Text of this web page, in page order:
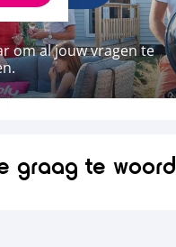
om al jouw vragen te
graag te woord